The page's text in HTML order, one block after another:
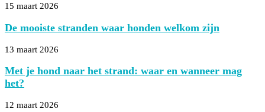
15 maart 2026
De mooiste stranden waar honden welkom zijn
13 maart 2026
Met je hond naar het strand: waar en wanneer mag
het?
12 maart 2026